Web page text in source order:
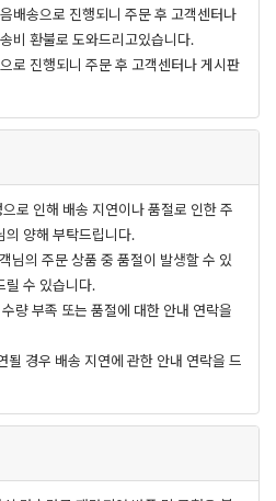
배송으로 진행되니 주문 후 고객센터나
비 환불로 도와드리고있습니다.
로 진행되니 주문 후 고객센터나 게시판
로 인해 배송 지연이나 품절로 인한 주
의 양해 부탁드립니다.
님의 주문 상품 중 품절이 발생할 수 있
릴 수 있습니다.
량 부족 또는 품절에 대한 안내 연락을
될 경우 배송 지연에 관한 안내 연락을 드